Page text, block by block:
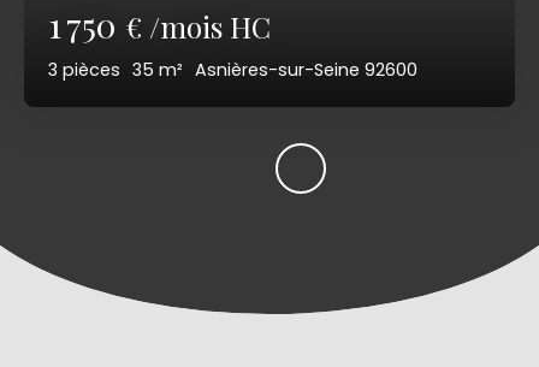
1 750 € /mois HC
3 pièces 35 m² Asnières-sur-Seine 92600